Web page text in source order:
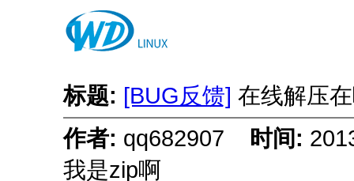
标题: [BUG反馈] 在线解压
作者: qq682907 时间:
我是zip啊